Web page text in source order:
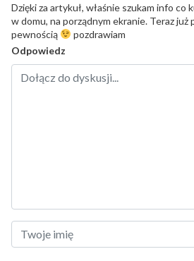
Dzięki za artykuł, właśnie szukam info
w domu, na porządnym ekranie. Teraz już
pewnością
pozdrawiam
Odpowiedz